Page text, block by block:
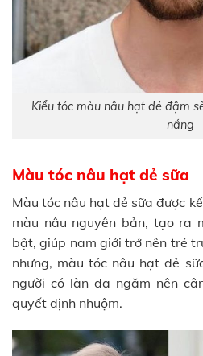
Kiểu tóc màu nâu hạt dẻ đậm
nắng
Màu tóc nâu hạt dẻ sữa
Màu tóc nâu hạt dẻ sữa được
màu nâu nguyên bản, tạo ra
bật, giúp nam giới trở nên trẻ
nhưng, màu tóc nâu hạt dẻ
người có làn da ngăm nên
quyết định nhuộm.